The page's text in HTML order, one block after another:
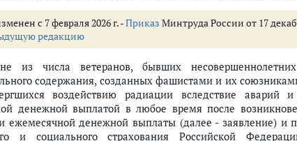
с 7 февраля 2026 г. -Приказ Минтруда России от 17
редакцию
из числа ветеранов, бывших
содержания, созданных фашистами и их
воздействию радиации вследствие аварий
денежной выплатой в любое время после
ежемесячной денежной выплаты (далее - заявление) и
и социального страхования Российской